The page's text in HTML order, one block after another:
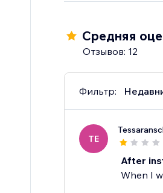
Средняя
Отзывов: 12
Фильтр:
TE
After
When I